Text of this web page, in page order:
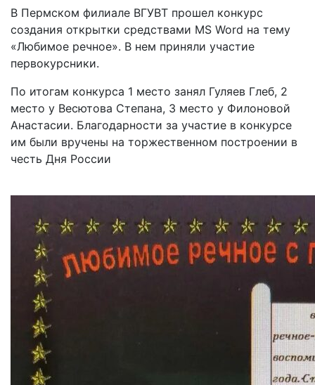
В Пермском филиале ВГУВТ прошел конкурс
создания открытки средствами MS Word на тему
«Любимое речное». В нем приняли участие
первокурсники.
По итогам конкурса 1 место занял Гуляев Глеб, 2
место у Весютова Степана, 3 место у Филоновой
Анастасии. Благодарности за участие в конкурсе
им были вручены на торжественном построении в
честь Дня России